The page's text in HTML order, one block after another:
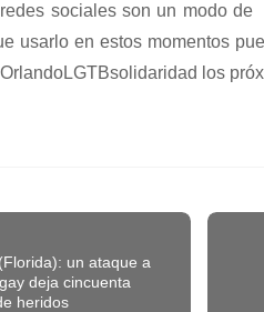
sociales son un modo
usarlo en estos momentos
los
un ataque a
deja cincuenta
heridos